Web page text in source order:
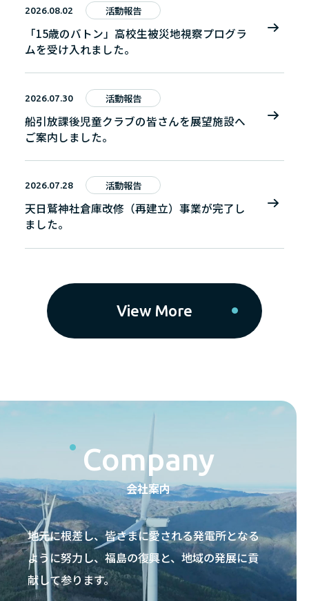
2026.08.02 活動報告
「15歳のバトン」高校生被災地視察プログラ
ムを受け入れました。
2026.07.30 活動報告
船引放課後児童クラブの皆さんを展望施設へ
ご案内しました。
2026.07.28 活動報告
天日鷲神社倉庫改修（再建立）事業が完了し
ました。
View More
Company
会社案内
地元に根差し、皆さまに愛される発電所となる
ように努力し、福島の復興と、地域の発展に貢
献して参ります。